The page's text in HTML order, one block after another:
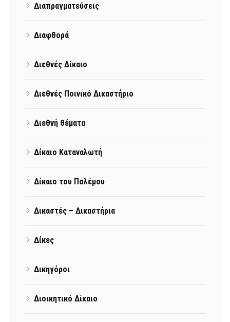
Διαπραγματεύσεις
Διαφθορά
Διεθνές Δίκαιο
Διεθνές Ποινικό Δικαστήριο
Διεθνή θέματα
Δίκαιο Καταναλωτή
Δίκαιο του Πολέμου
Δικαστές – Δικαστήρια
Δίκες
Δικηγόροι
Διοικητικό Δίκαιο